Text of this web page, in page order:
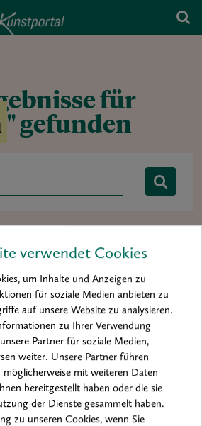
verwendet Cookies
um Inhalte und Anzeigen zu
für soziale Medien anbieten zu
auf unsere Website zu analysieren.
zu Ihrer Verwendung
Partner für soziale Medien,
weiter. Unsere Partner führen
mit weiteren Daten
bereitgestellt haben oder die sie
der Dienste gesammelt haben.
zu unseren Cookies, wenn Sie
für
" gefunden
baa 2014
Material & Inspiration
News Porträt Praxis
2024 2023 2022 2021
2017